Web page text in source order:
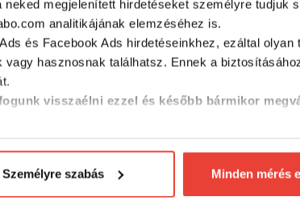
megjelenített hirdetéseket személyre tudjuk
analitikájának elemzéséhez is.
és Facebook Ads hirdetéseinkhez, ezáltal olyan
hasznosnak találhatsz. Ennek a
visszaélni ezzel és később bármikor
Személyre szabás Minden mérés
KIVÁLÓAK